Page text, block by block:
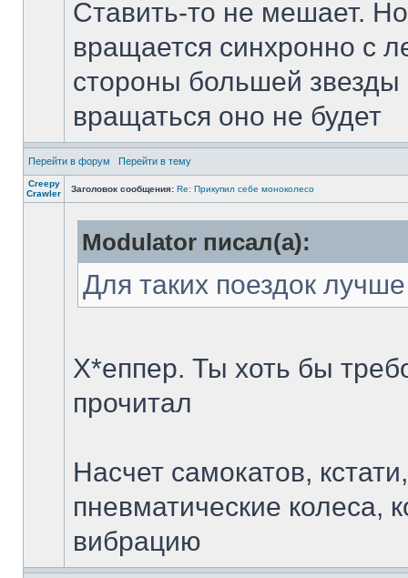
Ставить-то не мешает.
вращается синхронно с
стороны большей звезды
вращаться оно не будет
Перейти в форум Перейти в тему
Creepy
Crawler
Заголовок сообщения: Re: Прикупил себе моноколесо
Modulator писал(а):
Для таких поездок
Х*еппер. Ты хоть бы
прочитал
Насчет самокатов,
пневматические колеса,
вибрацию